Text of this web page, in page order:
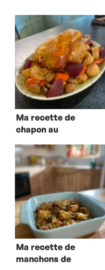
Ma recette de
chapon au
légumes d’hiver
Ma recette de
manchons de